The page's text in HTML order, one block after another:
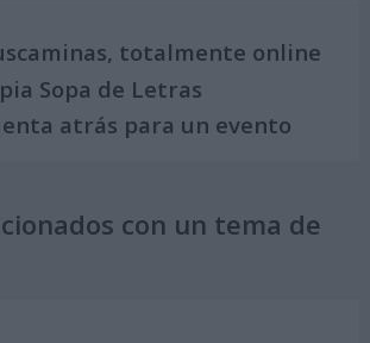
totalmente online
Sopa de Letras
atrás para un evento
con un tema de